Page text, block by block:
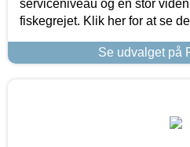
serviceniveau og en stor
fiskegrejet. Klik her for at se
Se udvalget på